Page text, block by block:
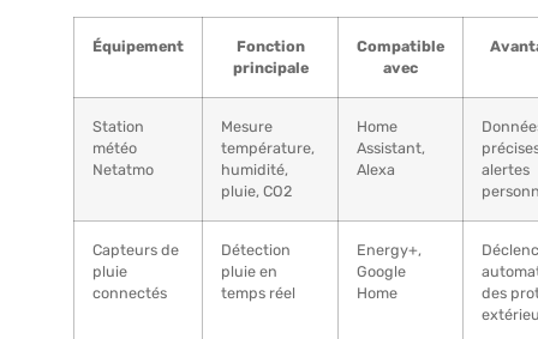
Équipement
Fonction
principale
Compatible
avec
Station
météo
Netatmo
Mesure
température,
humidité,
pluie, CO2
Home
Assistant,
Alexa
alertes
Capteurs de
pluie
connectés
Détection
pluie en
temps réel
Energy+,
Google
Home
des